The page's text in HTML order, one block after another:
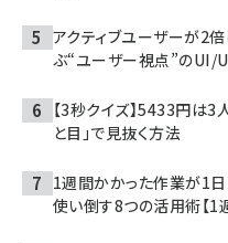
アクティブユーザーが2
ぶ“ユーザー視点”のUI/
【3秒クイズ】5433円は3
と目」で見抜く方法
1週間かかった作業が1
使い倒す8つの活用術【1